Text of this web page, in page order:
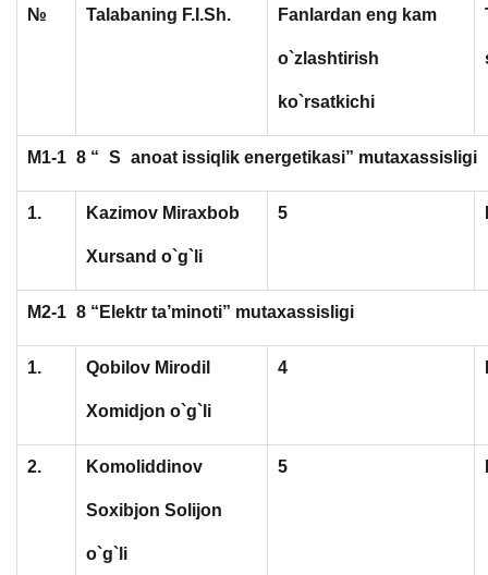
№ Talabaning F.I.Sh. Fanlardan eng kam
o`zlashtirish
ko`rsatkichi
M1-1 8 “ S anoat issiqlik energetikasi” mutaxassisligi
1. Kazimov Miraxbob
Xursand o`g`li
5
M2-1 8 “Elektr ta’minoti” mutaxassisligi
1. Qobilov Mirodil
Xomidjon o`g`li
4
2. Komoliddinov
Soxibjon Solijon
o`g`li
5